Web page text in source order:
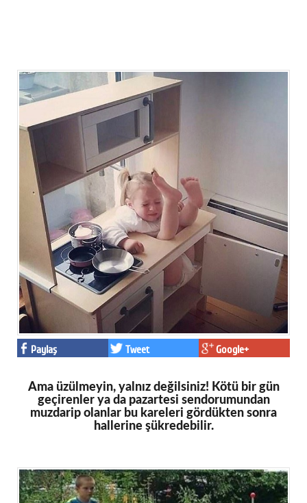
Paylaş Tweet Google+
Ama üzülmeyin, yalnız değilsiniz! Kötü bir gün
geçirenler ya da pazartesi sendorumundan
muzdarip olanlar bu kareleri gördükten sonra
hallerine şükredebilir.